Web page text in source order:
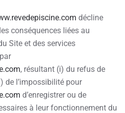
décline
conséquences liées au
Site et des services
, résultant (i) du refus de
de l’impossibilité pour
d’enregistrer ou de
à leur fonctionnement du